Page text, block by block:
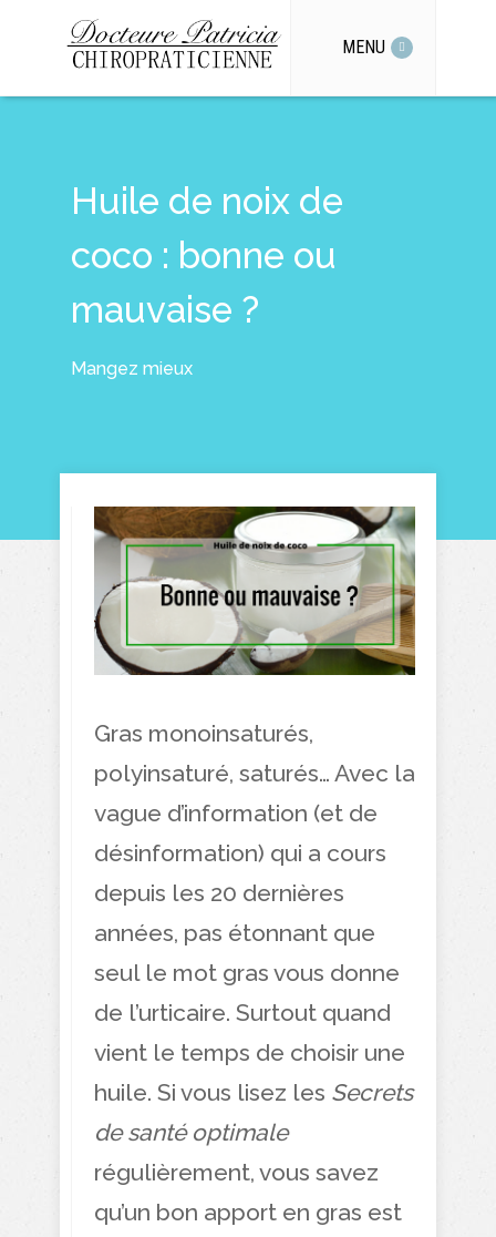
MENU
Huile de noix de
coco : bonne ou
mauvaise ?
Mangez mieux
Gras monoinsaturés,
polyinsaturé, saturés… Avec la
vague d’information (et de
désinformation) qui a cours
depuis les 20 dernières
années, pas étonnant que
seul le mot gras vous donne
de l’urticaire. Surtout quand
vient le temps de choisir une
huile. Si vous lisez les Secrets
de santé optimale
régulièrement, vous savez
qu’un bon apport en gras est